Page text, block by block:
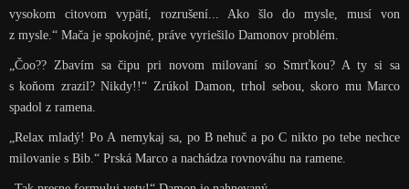
vysokom citovom vypätí, rozrušení... Ako šlo do mysle, musí von
z mysle.“ Mača je spokojné, práve vyriešilo Damonov problém.
„Čoo?? Zbavím sa čipu pri novom milovaní so Smrťkou? A ty si sa
s koňom zrazil? Nikdy!!“ Zrúkol Damon, trhol sebou, skoro mu Marco
spadol z ramena.
„Relax mladý! Po A nemykaj sa, po B nehuč a po C nikto po tebe nechce
milovanie s Bib.“ Prská Marco a nachádza rovnováhu na ramene.